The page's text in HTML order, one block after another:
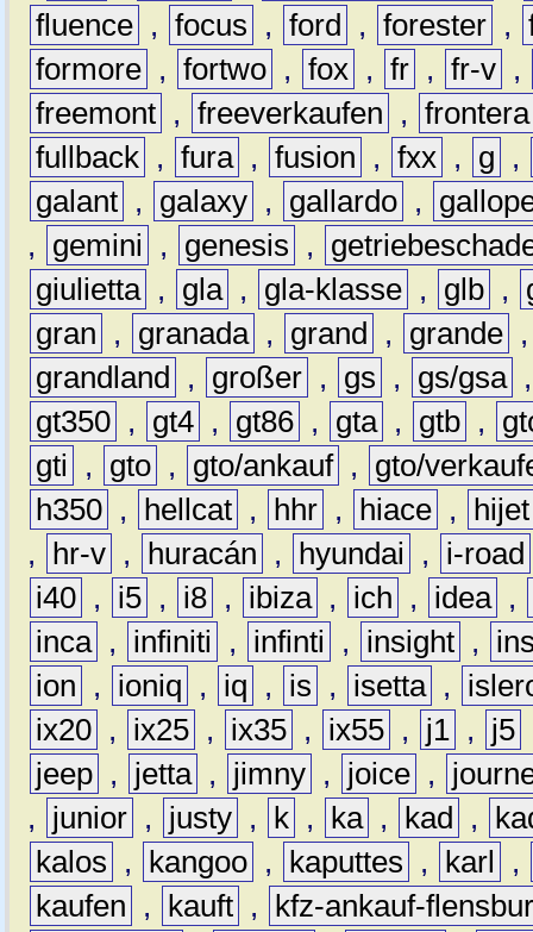
fluence , focus , ford , forester ,
formore , fortwo , fox , fr , fr-v ,
freemont , freeverkaufen , frontera
fullback , fura , fusion , fxx , g
,
galant , galaxy , gallardo ,
,
gemini , genesis ,
giulietta , gla , gla-klasse , glb ,
gran
, granada , grand , grande
grandland
, großer , gs , gs/gsa
gt350 , gt4 , gt86 , gta , gtb ,
gti
, gto , gto/ankauf ,
gto/
h350 , hellcat , hhr , hiace ,
hijet
,
hr-v , huracán , hyundai ,
i-road
i40 , i5 , i8 , ibiza , ich , idea ,
inca , infiniti , infinti , insight ,
ion
, ioniq , iq , is , isetta ,
ix20 , ix25 , ix35 , ix55 , j1 , j5
jeep , jetta , jimny , joice ,
,
junior , justy , k , ka , kad ,
kalos
, kangoo , kaputtes , karl
,
kaufen
, kauft ,
kfz-ankauf-